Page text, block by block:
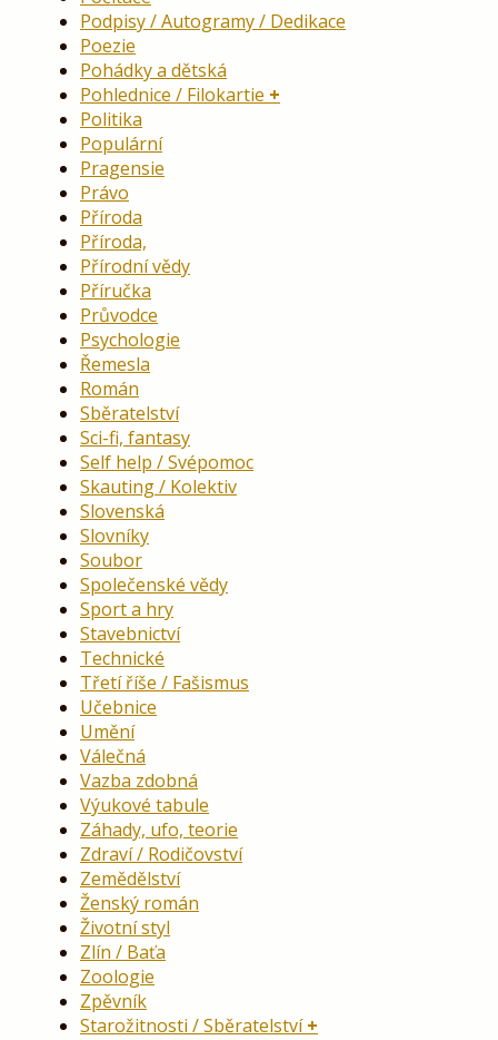
Podpisy / Autogramy / Dedikace
Poezie
Pohádky a dětská
Pohlednice / Filokartie
Politika
Populární
Pragensie
Právo
Příroda
Příroda,
Přírodní vědy
Příručka
Průvodce
Psychologie
Řemesla
Román
Sběratelství
Sci-fi, fantasy
Self help / Svépomoc
Skauting / Kolektiv
Slovenská
Slovníky
Soubor
Společenské vědy
Sport a hry
Stavebnictví
Technické
Třetí říše / Fašismus
Učebnice
Umění
Válečná
Vazba zdobná
Výukové tabule
Záhady, ufo, teorie
Zdraví / Rodičovství
Zemědělství
Ženský román
Životní styl
Zlín / Baťa
Zoologie
Zpěvník
Starožitnosti / Sběratelství